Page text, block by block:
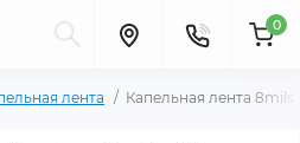
0
лента Капельная лента